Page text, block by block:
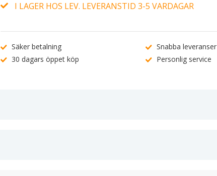
I LAGER HOS LEV. LEVERANSTID 3-5 VARDAGAR
Säker betalning
Snabba leveranser
30 dagars öppet köp
Personlig service